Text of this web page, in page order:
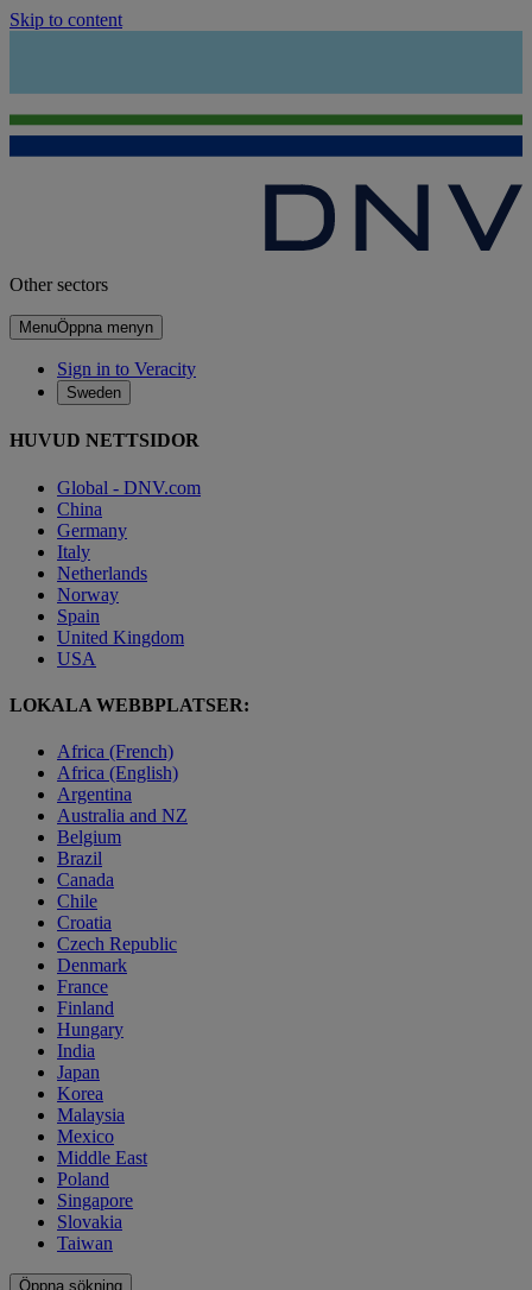
Skip to content
Other sectors
MenuÖppna menyn
Sign in to Veracity
Sweden
HUVUD NETTSIDOR
Global - DNV.com
China
Germany
Italy
Netherlands
Norway
Spain
United Kingdom
USA
LOKALA WEBBPLATSER:
Africa (French)
Africa (English)
Argentina
Australia and NZ
Belgium
Brazil
Canada
Chile
Croatia
Czech Republic
Denmark
France
Finland
Hungary
India
Japan
Korea
Malaysia
Mexico
Middle East
Poland
Singapore
Slovakia
Taiwan
Öppna sökning